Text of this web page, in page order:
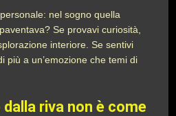
nel sogno quella
Se provavi curiosità,
interiore. Se sentivi
più a un’emozione che temi di
riva non è come